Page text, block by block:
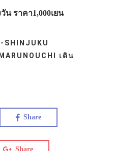
น ราคา1,000เยน
เดิน
Share
Share